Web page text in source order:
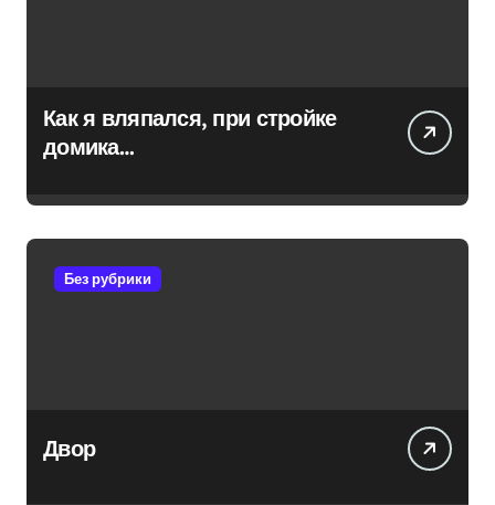
Как я вляпался, при стройке
домика…
Без рубрики
Двор